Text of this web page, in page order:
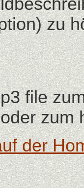
zu
zum
zum
der